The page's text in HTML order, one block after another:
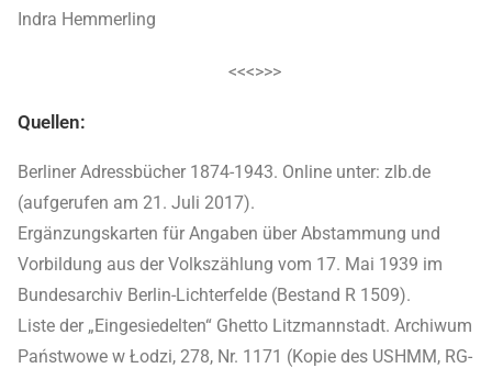
Indra Hemmerling
<<<>>>
Quellen:
Berliner Adressbücher 1874-1943. Online unter: zlb.de
(aufgerufen am 21. Juli 2017).
Ergänzungskarten für Angaben über Abstammung und
Vorbildung aus der Volkszählung vom 17. Mai 1939 im
Bundesarchiv Berlin-Lichterfelde (Bestand R 1509).
Liste der „Eingesiedelten“ Ghetto Litzmannstadt. Archiwum
Państwowe w Łodzi, 278, Nr. 1171 (Kopie des USHMM, RG-